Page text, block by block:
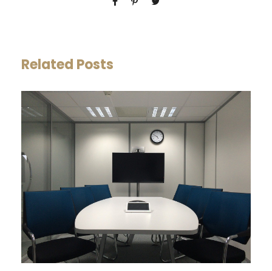
Related Posts